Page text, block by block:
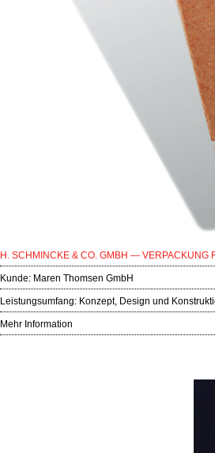
H. SCHMINCKE & CO. GMBH — VERPACKUNG
Kunde: Maren Thomsen GmbH
Leistungsumfang: Konzept, Design und
Mehr Information